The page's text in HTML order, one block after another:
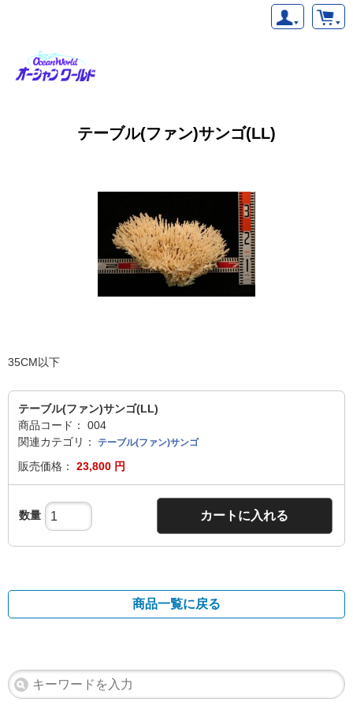
テーブル(ファン)サンゴ(LL)
35CM以下
テーブル(ファン)サンゴ(LL)
商品コード：
004
関連カテゴリ：
テーブル(ファン)サンゴ
販売価格： 23,800 円
数量 カートに入れる
商品一覧に戻る